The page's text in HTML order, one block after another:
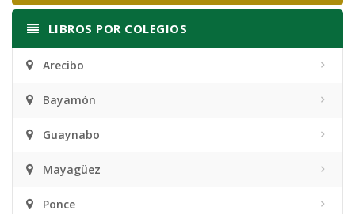
LIBROS POR COLEGIOS
Arecibo
Bayamón
Guaynabo
Mayagüez
Ponce